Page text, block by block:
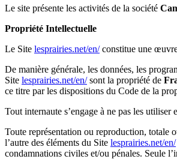
Le site présente les activités de la société
Propriété Intellectuelle
Le Site lesprairies.net/en/constitue une
De manière générale, les données, les
Site lesprairies.net/en/sont la propriété de
ce titre par les dispositions du Code de la
Tout internaute s’engage à ne pas les
Toute représentation ou reproduction, totale
l’autre des éléments du Site lesprairies.net/en/
condamnations civiles et/ou pénales. Seule